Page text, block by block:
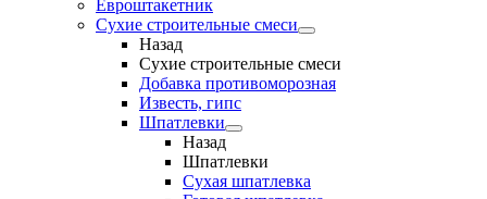
Евроштакетник
Сухие строительные смеси
Назад
Сухие строительные смеси
Добавка противоморозная
Известь, гипс
Шпатлевки
Назад
Шпатлевки
Сухая шпатлевка